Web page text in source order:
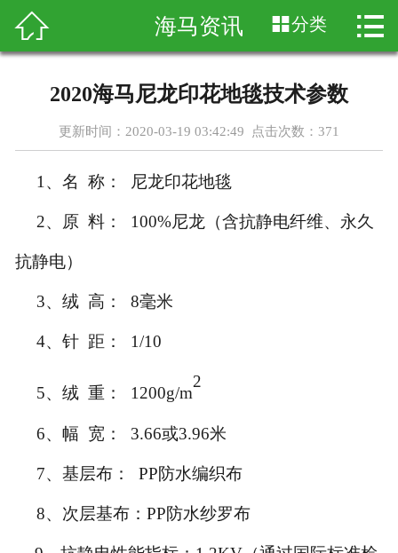
 首页
 海马资讯 分类 
2020海马尼龙印花地毯技术参数
更新时间：2020-03-19 03:42:49 点击次数： 371
1、名 称： 尼龙印花地毯
2、原 料： 100%尼龙（含抗静电纤维、永久
抗静电）
3、绒 高： 8毫米
4、针 距： 1/10
5、绒 重： 1200g/m
2
6、幅 宽： 3.66或3.96米
7、基层布： PP防水编织布
8、次层基布：PP防水纱罗布